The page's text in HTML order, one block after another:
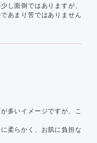
し面倒ではありますが、
あまり苦ではありません
多いイメージですが、こ
柔らかく、お肌に負担な